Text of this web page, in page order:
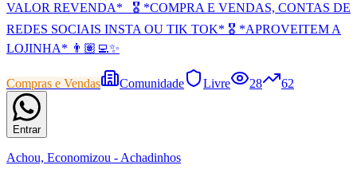
VALOR REVENDA*_ 🎖️ *COMPRA E VENDAS, CONTAS DE
REDES SOCIAIS INSTA OU TIK TOK* 🎖️ *APROVEITEM A
LOJINHA* 👨🏽‍💻✨
Compras e Vendas Comunidade Livre 28 62
Entrar
Achou, Economizou - Achadinhos